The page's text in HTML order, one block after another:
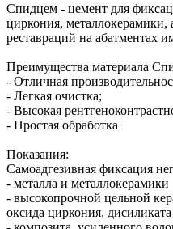
Спидцем - цемент для
циркония, металлокерамики,
реставраций на абатментах
Преимущества материала
- Отличная
- Легкая очистка;
- Высокая
- Простая обработка
Показания:
Самоадгезивная фиксация
- металла и металлокерамики
- высокопрочной цельной
оксида циркония,